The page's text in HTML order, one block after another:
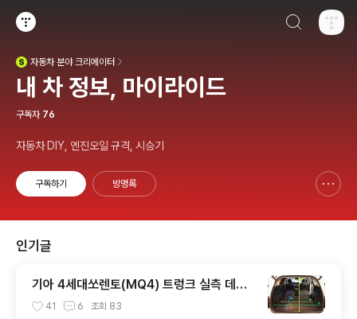
자동차분야 크리에이터
내 차 정보, 마이라이드
구독자 76
자동차 DIY, 엔진오일 규격, 시승기
구독하기 방명록
인기글
기아 4세대쏘렌토(MQ4) 트렁크 실측 데이
터(적재함 크기,길이,높이,너비)
41 6 조회 83